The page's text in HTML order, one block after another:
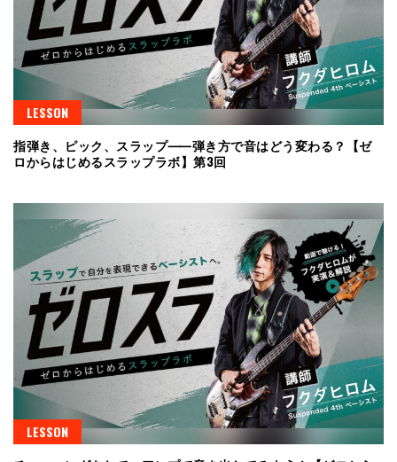
LESSON
指弾き、ピック、スラップ⸺弾き方で音はどう変わる？【ゼ
ロからはじめるスラップラボ】第3回
LESSON